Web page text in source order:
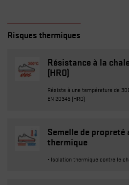
Risques thermiques
Résistance à la
(HRO)
Résiste à une température de
EN 20345 (HRO)
Semelle de
thermique
• Isolation thermique contre le